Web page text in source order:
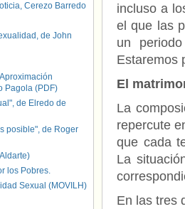
incluso a
el que las
un
Estaremos
El
La
repercute
que cada
La
En las tres
Cerezo Barredo
de John
Pagola (PDF)
de Elredo de
posible", de Roger
los Pobres.
Sexual (MOVILH)